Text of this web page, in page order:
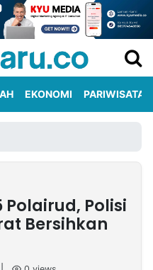
EKONOMI PARIWISATA
Polairud, Polisi
Bersihkan